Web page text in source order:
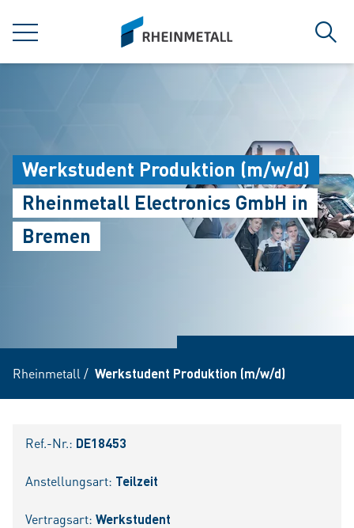
MENÜ
siteLogo
Werkstudent Produktion (m/w/d)
Rheinmetall Electronics GmbH in
Bremen
Rheinmetall / Werkstudent Produktion (m/w/d)
Ref.-Nr.: DE18453
Anstellungsart: Teilzeit
Vertragsart: Werkstudent